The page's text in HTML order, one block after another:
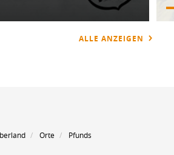
ALLE ANZEIGEN
Orte
Pfunds